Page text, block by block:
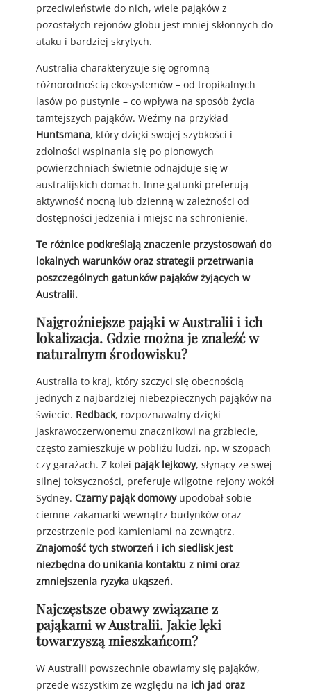
przeciwieństwie do nich, wiele pająków z
pozostałych rejonów globu jest mniej skłonnych do
ataku i bardziej skrytych.
Australia charakteryzuje się ogromną
różnorodnością ekosystemów – od tropikalnych
lasów po pustynie – co wpływa na sposób życia
tamtejszych pająków. Weźmy na przykład
Huntsmana, który dzięki swojej szybkości i
zdolności wspinania się po pionowych
powierzchniach świetnie odnajduje się w
australijskich domach. Inne gatunki preferują
aktywność nocną lub dzienną w zależności od
dostępności jedzenia i miejsc na schronienie.
Te różnice podkreślają znaczenie przystosowań do
lokalnych warunków oraz strategii przetrwania
poszczególnych gatunków pająków żyjących w
Australii.
Najgroźniejsze pająki w Australii i ich
lokalizacja. Gdzie można je znaleźć w
naturalnym środowisku?
Australia to kraj, który szczyci się obecnością
jednych z najbardziej niebezpiecznych pająków na
świecie. Redback, rozpoznawalny dzięki
jaskrawoczerwonemu znacznikowi na grzbiecie,
często zamieszkuje w pobliżu ludzi, np. w szopach
czy garażach. Z kolei pająk lejkowy, słynący ze swej
silnej toksyczności, preferuje wilgotne rejony wokół
Sydney. Czarny pająk domowyupodobał sobie
ciemne zakamarki wewnątrz budynków oraz
przestrzenie pod kamieniami na zewnątrz.
Znajomość tych stworzeń i ich siedlisk jest
niezbędna do unikania kontaktu z nimi oraz
zmniejszenia ryzyka ukąszeń.
Najczęstsze obawy związane z
pająkami w Australii. Jakie lęki
towarzyszą mieszkańcom?
W Australii powszechnie obawiamy się pająków,
przede wszystkim ze względu na ich jad oraz